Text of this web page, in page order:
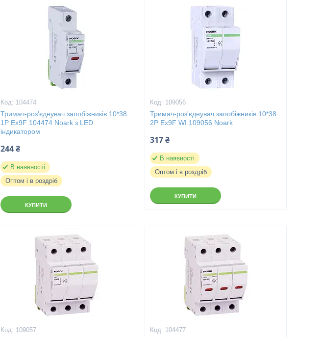
104474
Тримач-роз'єднувач запобіжників 10*38
1P Ex9F 104474 Noark з LED
індикатором
244 ₴
В наявності
Оптом і в роздріб
КУПИТИ
109056
Тримач-роз'єднувач запобіжників 10*38
2P Ex9F WI 109056 Noark
317 ₴
В наявності
Оптом і в роздріб
КУПИТИ
109057 104477